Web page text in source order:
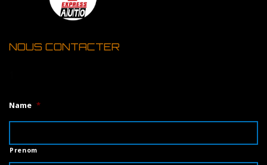
NOUS CONTACTER
Name *
Prenom